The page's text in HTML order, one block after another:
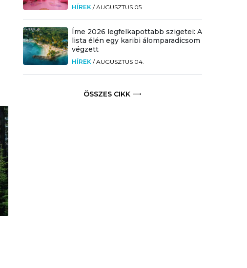
HÍREK /AUGUSZTUS 05.
Íme 2026 legfelkapottabb szigetei: A
lista élén egy karibi álomparadicsom
végzett
HÍREK /AUGUSZTUS 04.
ÖSSZES CIKK